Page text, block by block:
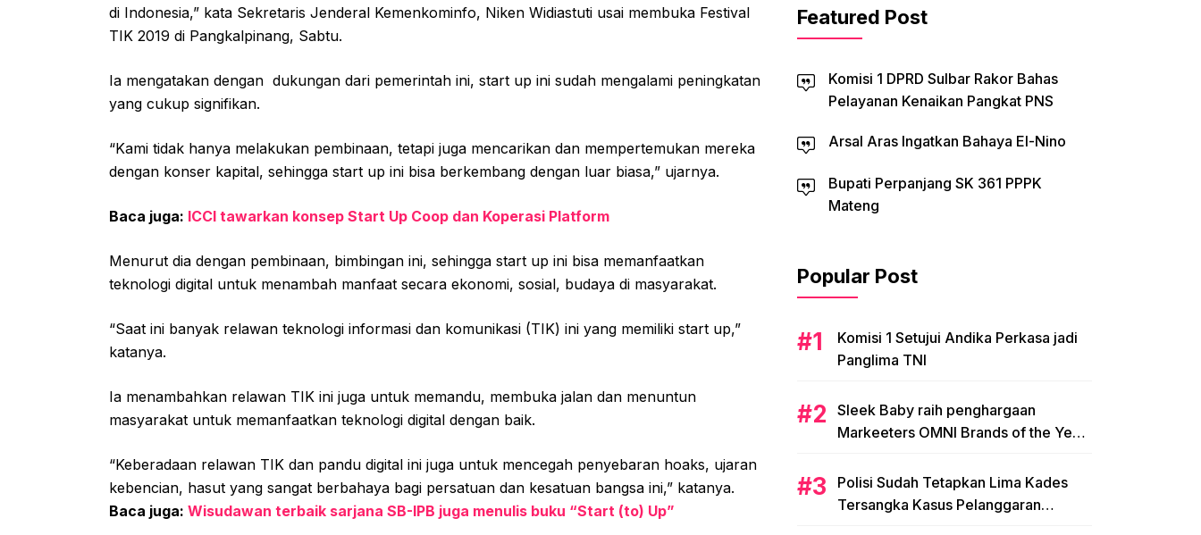
di Indonesia,” kata Sekretaris Jenderal Kemenkominfo, Niken Widiastuti usai membuka Festival
TIK 2019 di Pangkalpinang, Sabtu.
Ia mengatakan dengan dukungan dari pemerintah ini, start up ini sudah mengalami peningkatan
yang cukup signifikan.
“Kami tidak hanya melakukan pembinaan, tetapi juga mencarikan dan mempertemukan mereka
dengan konser kapital, sehingga start up ini bisa berkembang dengan luar biasa,” ujarnya.
Baca juga: ICCI tawarkan konsep Start Up Coop dan Koperasi Platform
Menurut dia dengan pembinaan, bimbingan ini, sehingga start up ini bisa memanfaatkan
teknologi digital untuk menambah manfaat secara ekonomi, sosial, budaya di masyarakat.
“Saat ini banyak relawan teknologi informasi dan komunikasi (TIK) ini yang memiliki start up,”
katanya.
Ia menambahkan relawan TIK ini juga untuk memandu, membuka jalan dan menuntun
masyarakat untuk memanfaatkan teknologi digital dengan baik.
“Keberadaan relawan TIK dan pandu digital ini juga untuk mencegah penyebaran hoaks, ujaran
kebencian, hasut yang sangat berbahaya bagi persatuan dan kesatuan bangsa ini,” katanya.
Baca juga: Wisudawan terbaik sarjana SB-IPB juga menulis buku “Start (to) Up”
Featured Post
Komisi 1 DPRD Sulbar Rakor Bahas
Pelayanan Kenaikan Pangkat PNS
Arsal Aras Ingatkan Bahaya El-Nino
Bupati Perpanjang SK 361 PPPK
Mateng
Popular Post
Komisi 1 Setujui Andika Perkasa jadi
Panglima TNI
Sleek Baby raih penghargaan
Markeeters OMNI Brands of the Year
Polisi Sudah Tetapkan Lima Kades
Tersangka Kasus Pelanggaran